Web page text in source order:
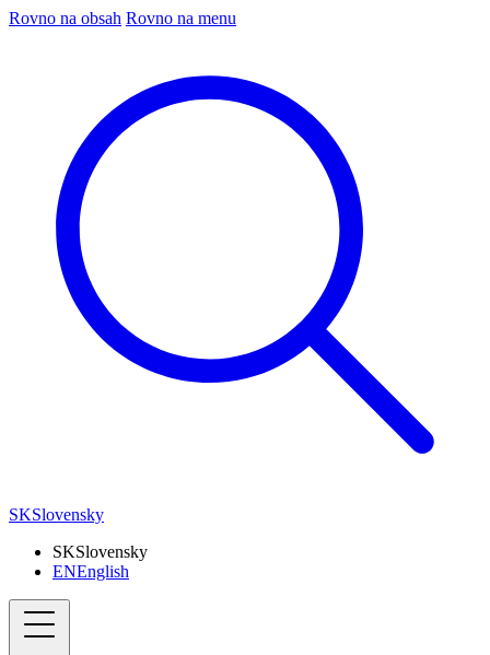
Rovno na obsah Rovno na menu
SKSlovensky
SKSlovensky
ENEnglish